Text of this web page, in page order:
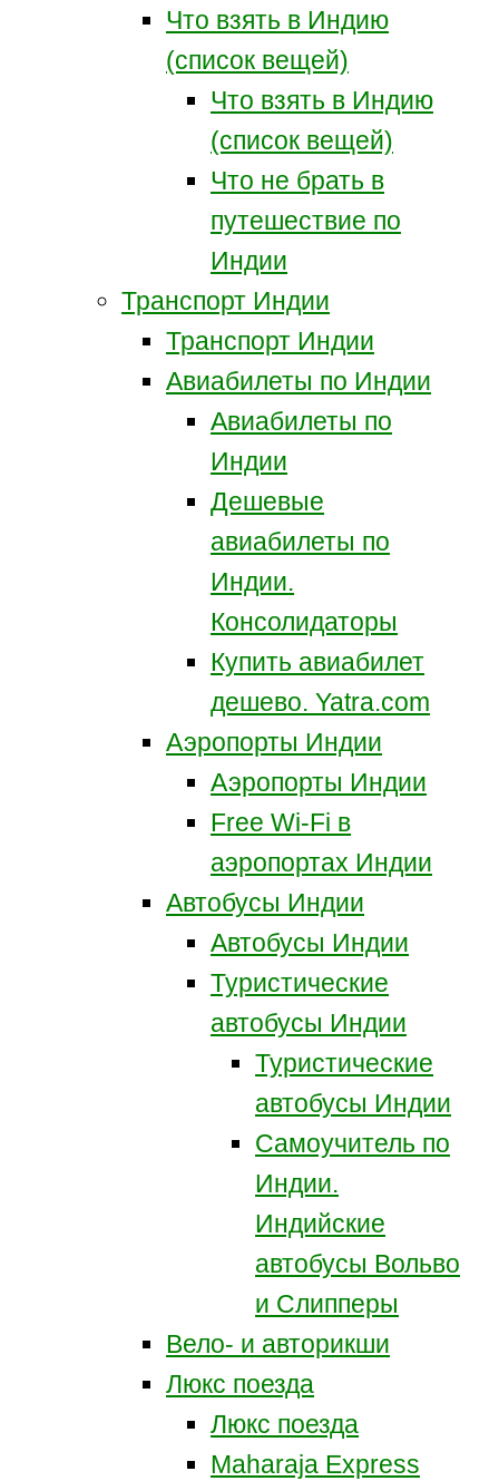
Что взять в Индию
(список вещей)
Что взять в Индию
(список вещей)
Что не брать в
путешествие по
Индии
Транспорт Индии
Транспорт Индии
Авиабилеты по Индии
Авиабилеты по
Индии
Дешевые
авиабилеты по
Индии.
Консолидаторы
Купить авиабилет
дешево. Yatra.com
Аэропорты Индии
Аэропорты Индии
Free Wi-Fi в
аэропортах Индии
Автобусы Индии
Автобусы Индии
Туристические
автобусы Индии
Туристические
автобусы Индии
Самоучитель по
Индии.
Индийские
автобусы Вольво
и Слипперы
Вело- и авторикши
Люкс поезда
Люкс поезда
Maharaja Express